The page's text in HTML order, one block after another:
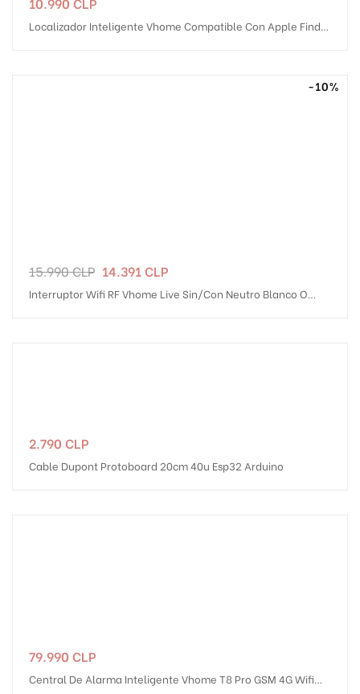
Localizador Inteligente Vhome Compatible Con Apple Find
Precio
15.990 CLP
-10%
Precio
14.391 CLP
Interruptor Wifi RF Vhome Live Sin/Con Neutro Blanco O
Precio
2.790 CLP
Cable Dupont Protoboard 20cm 40u Esp32 Arduino
Precio
79.990 CLP
Central De Alarma Inteligente Vhome T8 Pro GSM 4G Wifi